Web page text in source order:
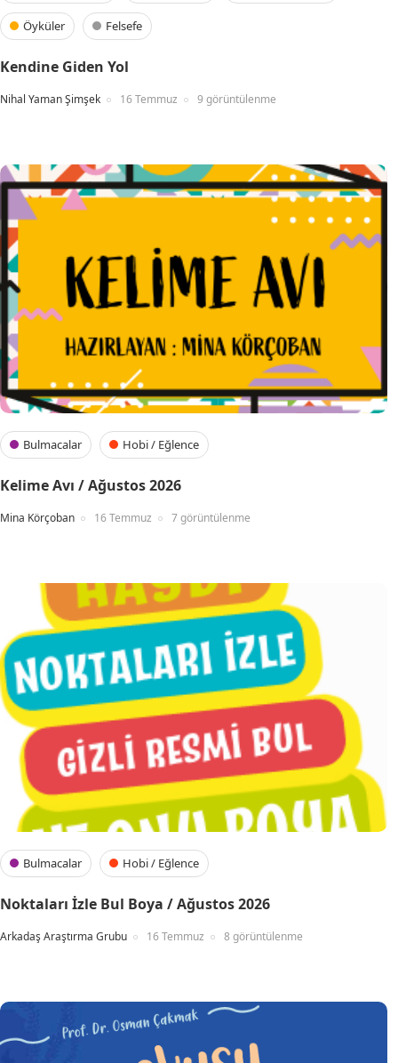
Öyküler Felsefe
Kendine Giden Yol
Nihal Yaman Şimşek 16 Temmuz 9 görüntülenme
Bulmacalar Hobi / Eğlence
Kelime Avı / Ağustos 2026
Mina Körçoban 16 Temmuz 7 görüntülenme
Bulmacalar Hobi / Eğlence
Noktaları İzle Bul Boya / Ağustos 2026
Arkadaş Araştırma Grubu 16 Temmuz 8 görüntülenme